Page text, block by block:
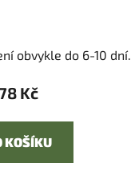
hodnocení
produktu
z
obvykle do 6-10 dní.
Kč
KOŠÍKU